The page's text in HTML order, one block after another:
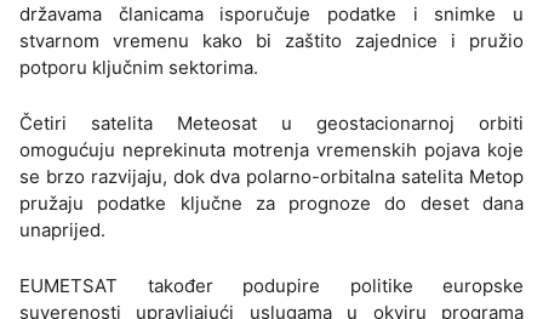
državama članicama isporučuje podatke i snimke u
stvarnom vremenu kako bi zaštito zajednice i pružio
potporu ključnim sektorima.
Četiri satelita Meteosat u geostacionarnoj orbiti
omogućuju neprekinuta motrenja vremenskih pojava koje
se brzo razvijaju, dok dva polarno-orbitalna satelita Metop
pružaju podatke ključne za prognoze do deset dana
unaprijed.
EUMETSAT također podupire politike europske
suverenosti upravljajući uslugama u okviru programa